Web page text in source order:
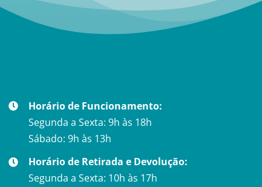
Horário de Funcionamento:
Segunda a Sexta: 9h às 18h
Sábado: 9h às 13h
Horário de Retirada e Devolução:
Segunda a Sexta: 10h às 17h